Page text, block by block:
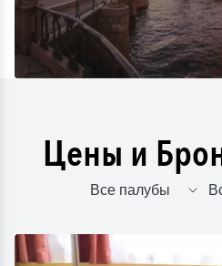
Цены и